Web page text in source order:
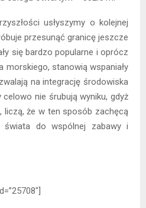
usłyszymy o kolejnej
przesunąć granicę jeszcze
się bardzo popularne i oprócz
morskiego, stanowią wspaniały
na integrację środowiska
nie śrubują wyniku, gdyż
liczą, że w ten sposób zachęcą
do wspólnej zabawy i